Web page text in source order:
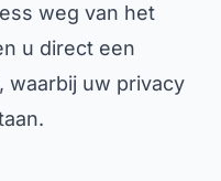
weg van het
u direct een
waarbij uw privacy